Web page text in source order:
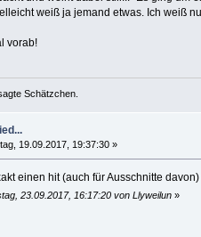
weiß ja jemand etwas. Ich weiß
vorab!
Schätzchen.
19.09.2017, 19:37:30 »
einen hit (auch für Ausschnitte
23.09.2017, 16:17:20 von Llyweilun»